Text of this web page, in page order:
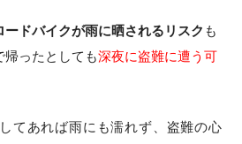
ドバイクが雨に晒されるリスク も
帰ったとしても深夜に盗難に遭う可
てあれば雨にも濡れず、盗難の心